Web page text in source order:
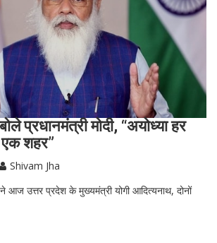
प्रधानमंत्री मोदी, “अयोध्या हर
एक शहर”
Shivam Jha
ने आज उत्तर प्रदेश के मुख्यमंत्री योगी आदित्यनाथ, दोनों